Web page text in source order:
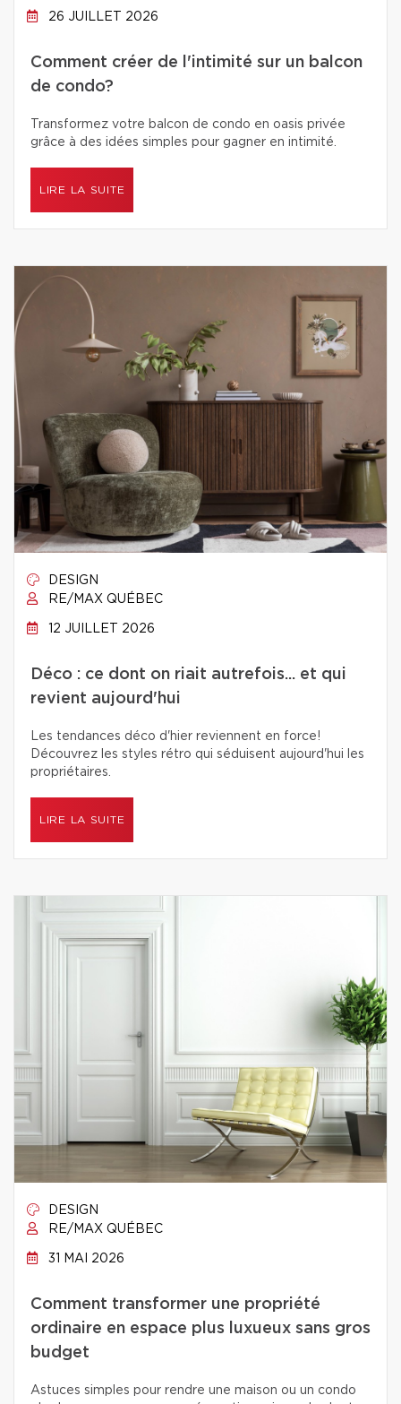
26 JUILLET 2026
Comment créer de l'intimité sur un balcon
de condo?
Transformez votre balcon de condo en oasis privée
grâce à des idées simples pour gagner en intimité.
LIRE LA SUITE
DESIGN
RE/MAX QUÉBEC
12 JUILLET 2026
Déco : ce dont on riait autrefois... et qui
revient aujourd'hui
Les tendances déco d'hier reviennent en force!
Découvrez les styles rétro qui séduisent aujourd'hui les
propriétaires.
LIRE LA SUITE
DESIGN
RE/MAX QUÉBEC
31 MAI 2026
Comment transformer une propriété
ordinaire en espace plus luxueux sans gros
budget
Astuces simples pour rendre une maison ou un condo